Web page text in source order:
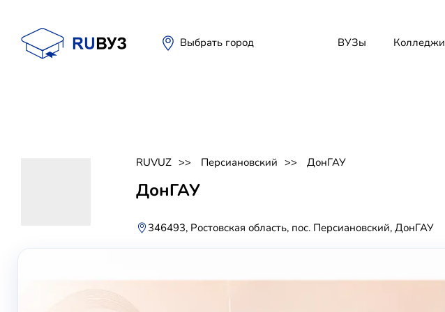
Выбрать город ВУЗы Колледжи
RUVUZ Персиановский ДонГАУ
ДонГАУ
346493, Ростовская область, пос. Персиановский, ДонГАУ